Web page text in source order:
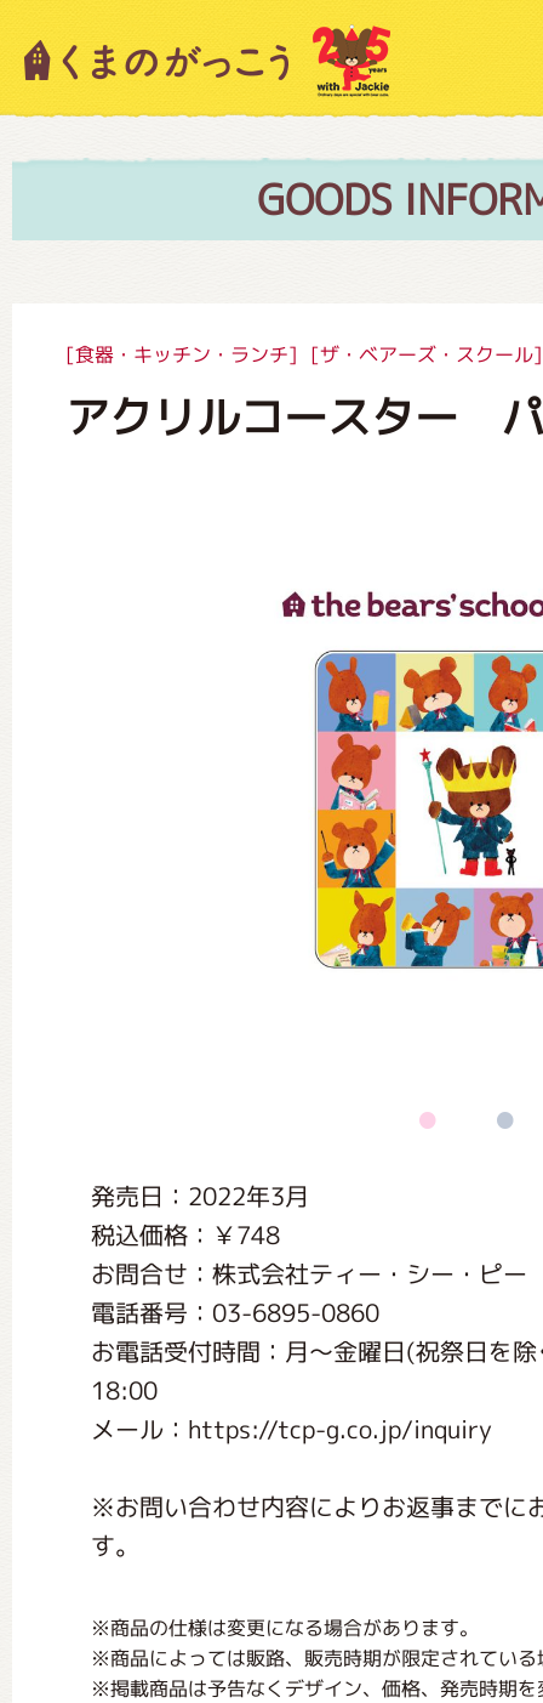
GOODS
[食器・キッチン・ランチ] [ザ・ベアーズ・スクール]
アクリルコースター
発売日：2022年3月
税込価格：￥748
お問合せ：株式会社ティー・シー・ピー
電話番号：03-6895-0860
お電話受付時間：月〜金曜日(祝祭日を
18:00
メール：https://tcp-g.co.jp/inquiry
※お問い合わせ内容によりお返事までに
す。
※商品の仕様は変更になる場合があります。
※商品によっては販路、販売時期が限定されてい
※掲載商品は予告なくデザイン、価格、発売時期
キャラクター紹介
絵本・作家紹介
グッズインフォメーション
ミュージカル・コンサート
おたのしみコンテンツ(クイズ・
チア ジャッキーズ！
くまのがっこう 家庭科部